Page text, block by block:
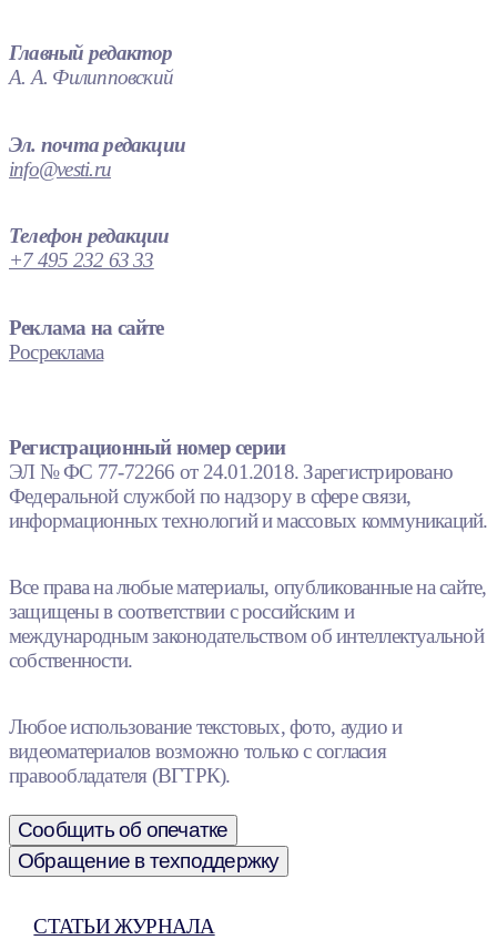
Главный редактор
А. А. Филипповский
Эл. почта редакции
info@vesti.ru
Телефон редакции
+7 495 232 63 33
Реклама на сайте
Росреклама
Регистрационный номер серии
ЭЛ № ФС 77-72266 от 24.01.2018. Зарегистрировано
Федеральной службой по надзору в сфере связи,
информационных технологий и массовых коммуникаций.
Все права на любые материалы, опубликованные на сайте,
защищены в соответствии с российским и
международным законодательством об интеллектуальной
собственности.
Любое использование текстовых, фото, аудио и
видеоматериалов возможно только с согласия
правообладателя (ВГТРК).
Сообщить об опечатке
Обращение в техподдержку
СТАТЬИ ЖУРНАЛА